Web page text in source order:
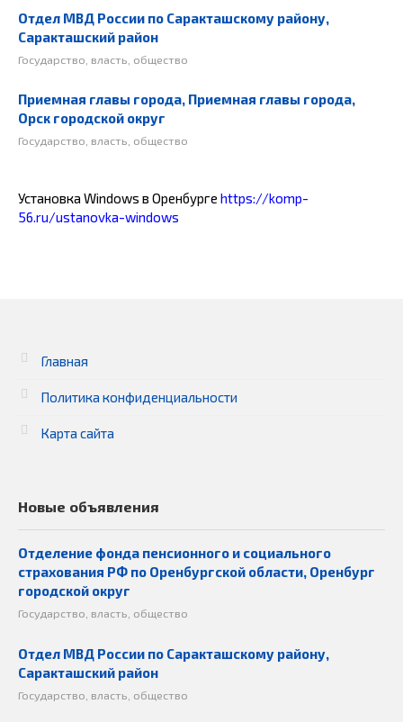
Отдел МВД России по Саракташскому району,
Саракташский район
Государство, власть, общество
Приемная главы города, Приемная главы города,
Орск городской округ
Государство, власть, общество
Установка Windows в Оренбурге https://komp-
56.ru/ustanovka-windows
Главная
Политика конфиденциальности
Карта сайта
Новые объявления
Отделение фонда пенсионного и социального
страхования РФ по Оренбургской области, Оренбург
городской округ
Государство, власть, общество
Отдел МВД России по Саракташскому району,
Саракташский район
Государство, власть, общество